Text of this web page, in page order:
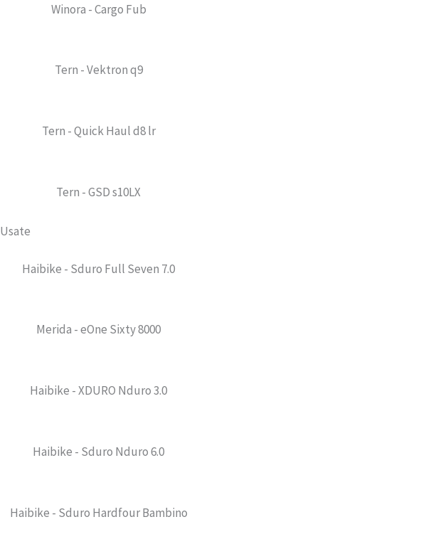
Winora - Cargo Fub
Tern - Vektron q9
Tern - Quick Haul d8 lr
Tern - GSD s10LX
Usate
Haibike - Sduro Full Seven 7.0
Merida - eOne Sixty 8000
Haibike - XDURO Nduro 3.0
Haibike - Sduro Nduro 6.0
Haibike - Sduro Hardfour Bambino